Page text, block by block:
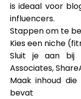
is ideaal voor
influencers.
Stappen om te
Kies een niche
Sluit je aan bij
Associates,
Maak inhoud
bevat